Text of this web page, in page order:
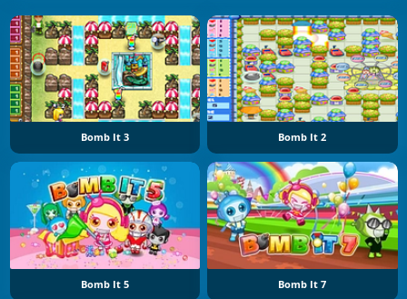
Bomb It 3 Bomb It 2
Bomb It 5 Bomb It 7